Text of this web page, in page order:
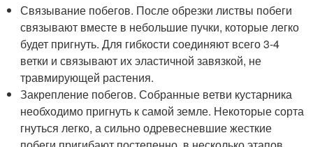
Связывание побегов. После обрезки листвы побеги
связывают вместе в небольшие пучки, которые легко
будет пригнуть. Для гибкости соединяют всего 3-4
ветки и связывают их эластичной завязкой, не
травмирующей растения.
Закрепление побегов. Собранные ветви кустарника
необходимо пригнуть к самой земле. Некоторые сорта
гнуться легко, а сильно одревесневшие жесткие